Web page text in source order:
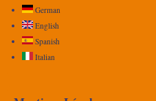
German
English
Spanish
Italian